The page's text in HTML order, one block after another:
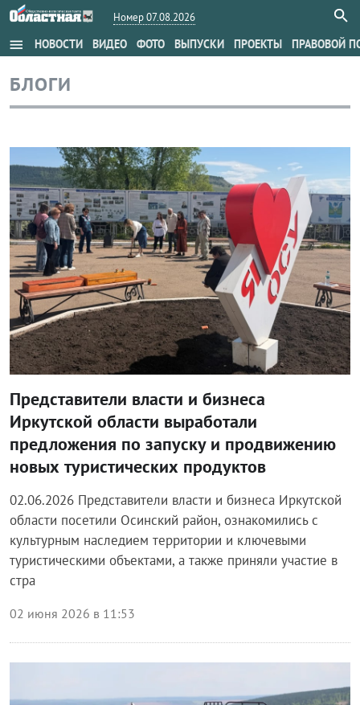
Номер 07.08.2026
menu НОВОСТИ ВИДЕО ФОТО ВЫПУСКИ ПРОЕКТЫ ПРАВОВОЙ
БЛОГИ
Блог правительства
Представители власти и бизнеса
Иркутской области выработали
предложения по запуску и продвижению
новых туристических продуктов
02.06.2026 Представители власти и бизнеса Иркутской
области посетили Осинский район, ознакомились с
культурным наследием территории и ключевыми
туристическими объектами, а также приняли участие в
стра
02 июня 2026 в 11:53